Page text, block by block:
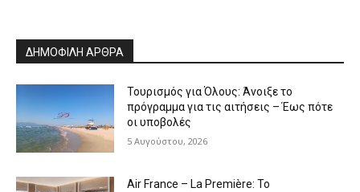
ΔΗΜΟΦΙΛΗ ΑΡΘΡΑ
Τουρισμός για Όλους: Άνοιξε το
πρόγραμμα για τις αιτήσεις – Έως πότε
οι υποβολές
5 Αυγούστου, 2026
Air France – La Première: Το